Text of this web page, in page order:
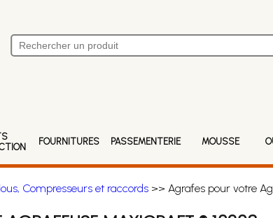
FOURNITURES PASSEMENTERIE MOUSSE
Compresseurs et raccords>> Agrafes pour votre